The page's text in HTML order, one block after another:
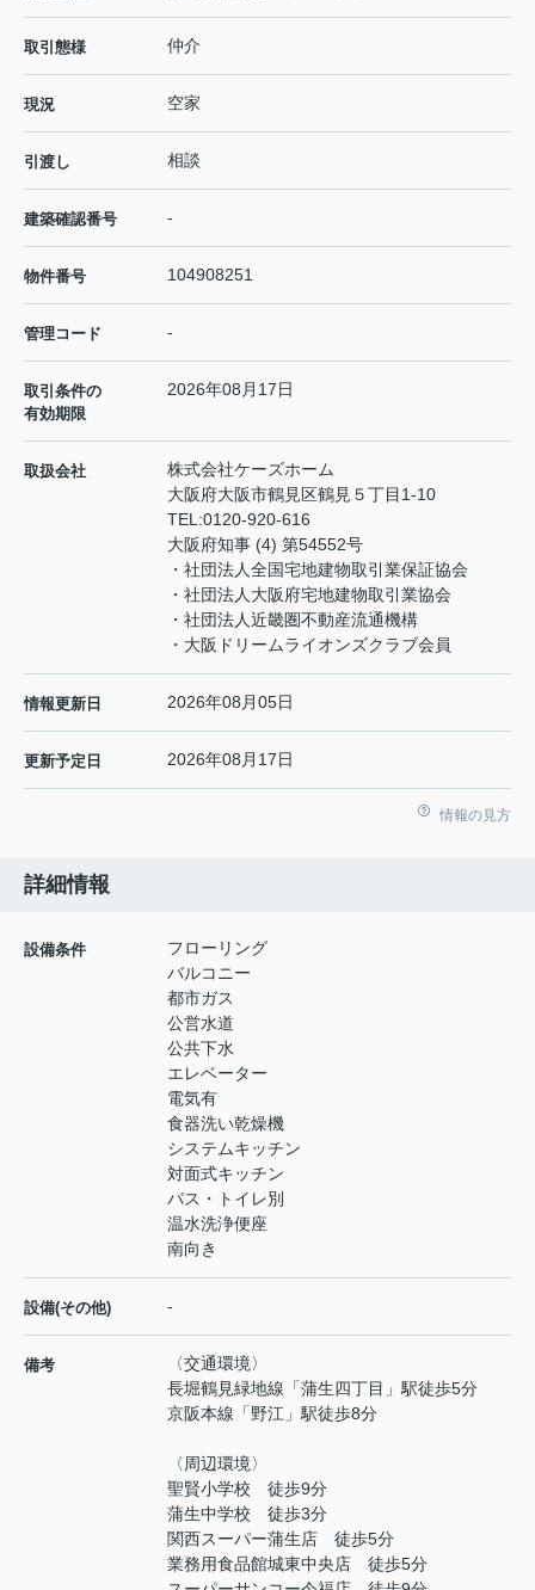
取引態様 仲介
現況 空家
引渡し 相談
建築確認番号 -
物件番号 104908251
管理コード -
取引条件の
有効期限
2026年08月17日
取扱会社
株式会社ケーズホーム
大阪府大阪市鶴見区鶴見５丁目1-10
TEL:0120-920-616
大阪府知事 (4) 第54552号
・社団法人全国宅地建物取引業保証協会
・社団法人大阪府宅地建物取引業協会
・社団法人近畿圏不動産流通機構
・大阪ドリームライオンズクラブ会員
情報更新日 2026年08月05日
更新予定日 2026年08月17日
情報の見方
詳細情報
設備条件
フローリング
バルコニー
都市ガス
公営水道
公共下水
エレベーター
電気有
食器洗い乾燥機
システムキッチン
対面式キッチン
バス・トイレ別
温水洗浄便座
南向き
設備(その他) -
備考
〈交通環境〉
長堀鶴見緑地線「蒲生四丁目」駅徒歩5分
京阪本線「野江」駅徒歩8分
〈周辺環境〉
聖賢小学校 徒歩9分
蒲生中学校 徒歩3分
関西スーパー蒲生店 徒歩5分
業務用食品館城東中央店 徒歩5分